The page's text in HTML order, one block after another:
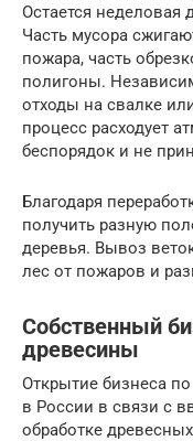
Остается неделовая
Часть мусора
пожара, часть
полигоны.
отходы на свалке
процесс расходует
беспорядок и не
Благодаря
получить разную
деревья. Вывоз
лес от пожаров и
Собственный
древесины
Открытие бизнеса
в России в связи с
обработке